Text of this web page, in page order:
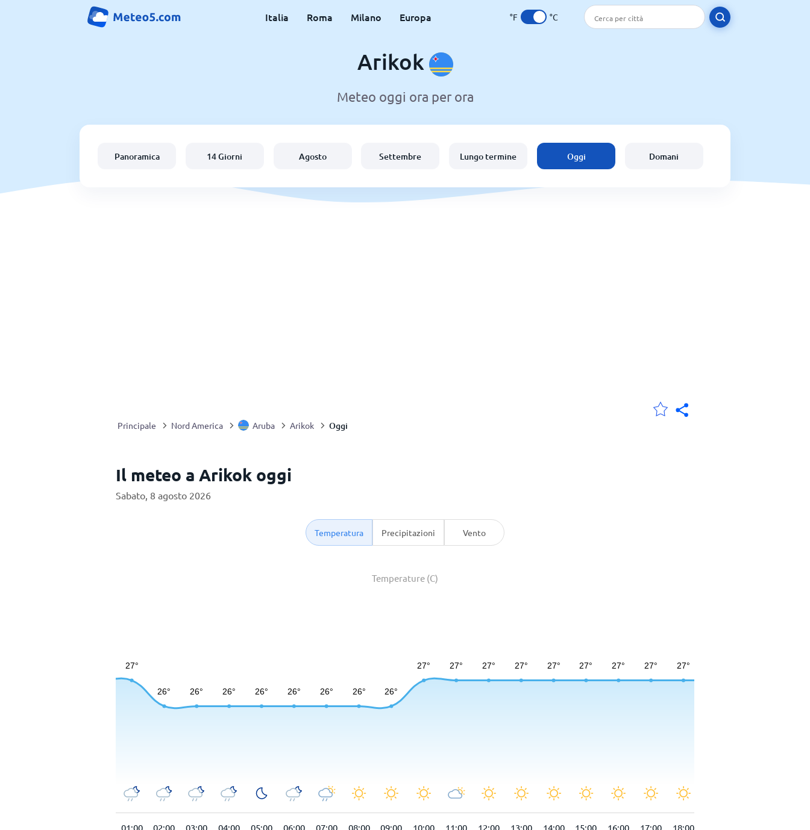
Italia Roma Milano Europa °F °C
Arikok
Meteo oggi ora per ora
Panoramica 14 Giorni Agosto Settembre Lungo termine Oggi Domani
Principale Nord America Aruba Arikok Oggi
Il meteo a Arikok oggi
Sabato, 8 agosto 2026
Temperatura Precipitazioni Vento
Temperature (C)
01:00 02:00 03:00 04:00 05:00 06:00 07:00 08:00 09:00 10:00 11:00 12:00 13:00 14:00 15:00 16:00 17:00 18:00